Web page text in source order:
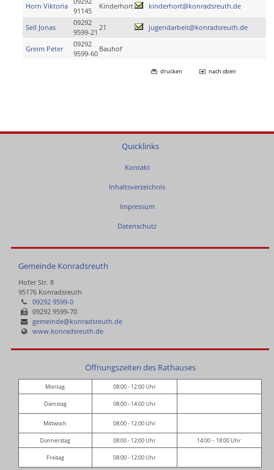
Horn Viktoria
91145
Kinderhort kinderhort@konradsreuth.de
Sell Jonas
09292
9599-21
21 jugendarbeit@konradsreuth.de
Greim Peter
09292
9599-60
Bauhof
drucken nach oben
Quicklinks
Kontakt
Inhaltsverzeichnis
Impressum
Datenschutz
Gemeinde Konradsreuth
Hofer Str. 8
95176 Konradsreuth
09292 9599-0
09292 9599-70
gemeinde@konradsreuth.de
www.konradsreuth.de
Öffnungszeiten des Rathauses
Montag 08:00 - 12:00 Uhr
Dienstag 08:00 - 14:00 Uhr
Mittwoch 08:00 - 12:00 Uhr
Donnerstag 08:00 - 12:00 Uhr 14:00 – 18:00 Uhr
Freitag 08:00 - 12:00 Uhr